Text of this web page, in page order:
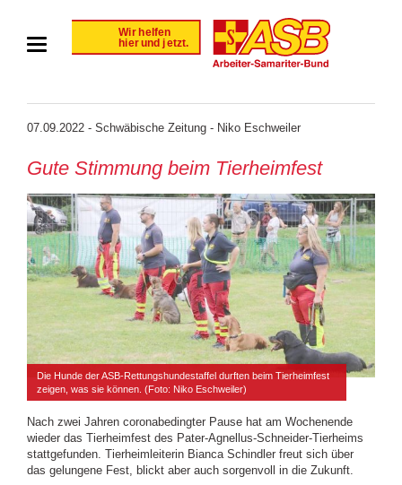
07.09.2022 - Schwäbische Zeitung - Niko Eschweiler
Gute Stimmung beim Tierheimfest
Die Hunde der ASB-Rettungshundestaffel durften beim Tierheimfest
zeigen, was sie können. (Foto: Niko Eschweiler)
Nach zwei Jahren coronabedingter Pause hat am Wochenende
wieder das Tierheimfest des Pater-Agnellus-Schneider-Tierheims
stattgefunden. Tierheimleiterin Bianca Schindler freut sich über
das gelungene Fest, blickt aber auch sorgenvoll in die Zukunft.